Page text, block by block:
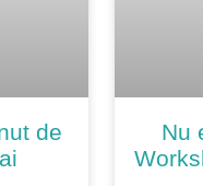
de
Nu